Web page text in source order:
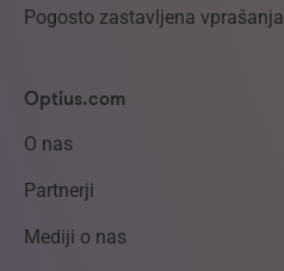
Pogosto zastavljena vprašanja
Optius.com
O nas
Partnerji
Mediji o nas